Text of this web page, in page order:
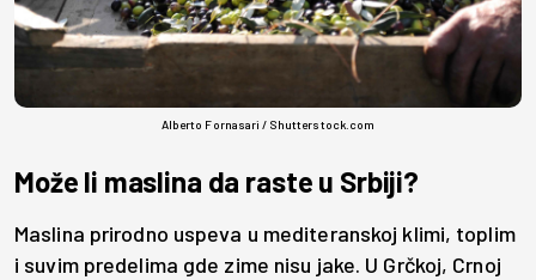
Alberto Fornasari / Shutterstock.com
Može li maslina da raste u Srbiji?
Maslina prirodno uspeva u mediteranskoj klimi, toplim
i suvim predelima gde zime nisu jake. U Grčkoj, Crnoj